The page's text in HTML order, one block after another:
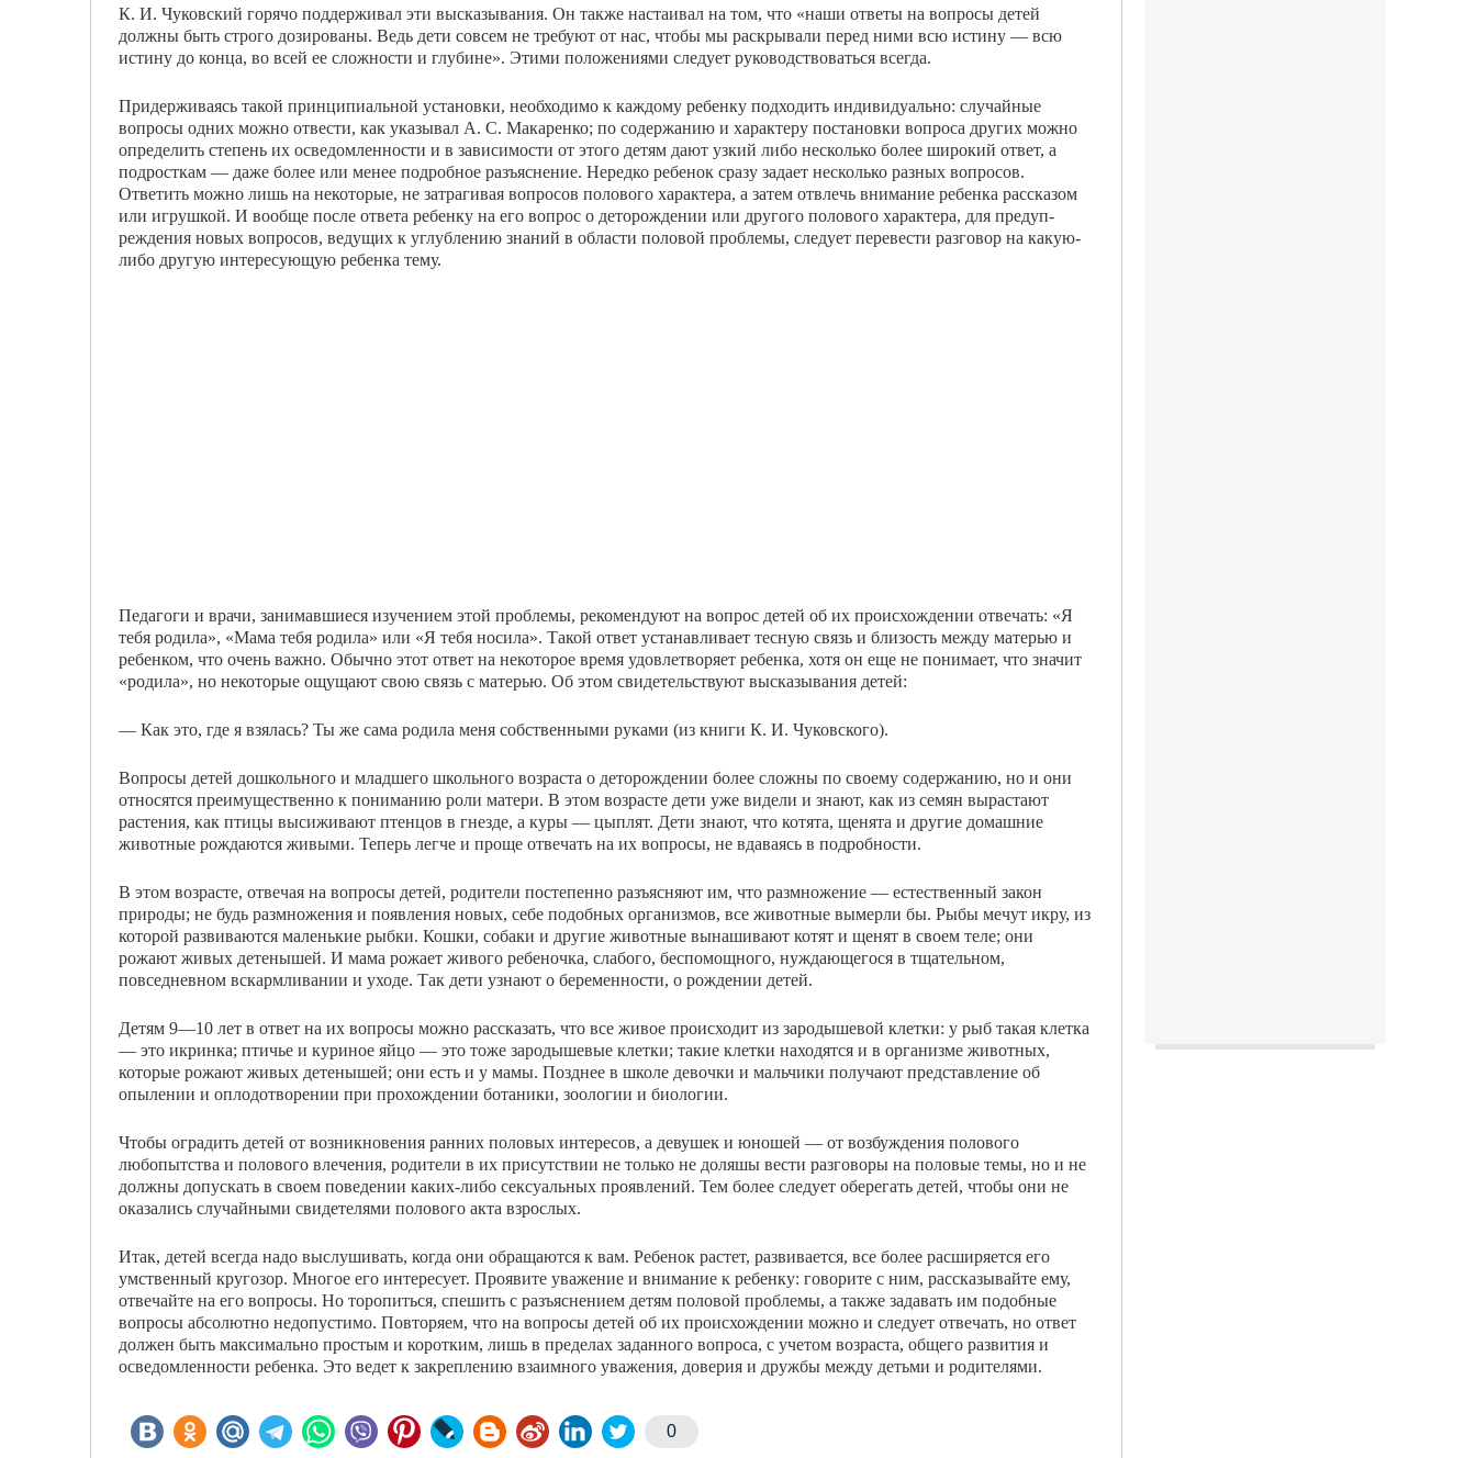
К. И. Чуковский горячо поддерживал эти высказыва­ния. Он также настаивал на том, что «наши ответы на вопросы детей
должны быть строго дозированы. Ведь де­ти совсем не требуют от нас, чтобы мы раскрывали перед ними всю истину — всю
истину до конца, во всей ее слож­ности и глубине». Этими положениями следует руковод­ствоваться всегда.
Придерживаясь такой принципиальной установки, не­обходимо к каждому ребенку подходить индивидуально: случайные
вопросы одних можно отвести, как указывал А. С. Макаренко; по содержанию и характеру постановки вопроса других можно
определить степень их осведомлен­ности и в зависимости от этого детям дают узкий либо не­сколько более широкий ответ, а
подросткам — даже более или менее подробное разъяснение. Нередко ребенок сразу задает несколько разных вопросов.
Ответить можно лишь на некоторые, не затрагивая вопросов полового характера, а затем отвлечь внимание ребенка рассказом
или игрушкой. И вообще после ответа ребенку на его вопрос о дето­рождении или другого полового характера, для предуп­
реждения новых вопросов, ведущих к углублению знаний в области половой проблемы, следует перевести разговор на какую-
либо другую интересующую ребенка тему.
Педагоги и врачи, занимавшиеся изучением этой проб­лемы, рекомендуют на вопрос детей об их происхождении отвечать: «Я
тебя родила», «Мама тебя родила» или «Я тебя носила». Такой ответ устанавливает тесную связь и близость между матерью и
ребенком, что очень важно. Обычно этот ответ на некоторое время удовлетво­ряет ребенка, хотя он еще не понимает, что значит
«ро­дила», но некоторые ощущают свою связь с матерью. Об этом свидетельствуют высказывания детей:
— Как это, где я взялась? Ты же сама родила меня собственными руками (из книги К. И. Чуковского).
Вопросы детей дошкольного и младшего школьного возраста о деторождении более сложны по своему содер­жанию, но и они
относятся преимущественно к понима­нию роли матери. В этом возрасте дети уже видели и знают, как из семян вырастают
растения, как птицы вы­сиживают птенцов в гнезде, а куры — цыплят. Дети зна­ют, что котята, щенята и другие домашние
животные рождаются живыми. Теперь легче и проще отвечать на их вопросы, не вдаваясь в подробности.
В этом возрасте, отвечая на вопросы детей, родители постепенно разъясняют им, что размножение — естест­венный закон
природы; не будь размножения и появления новых, себе подобных организмов, все животные вымерли бы. Рыбы мечут икру, из
которой развиваются маленькие рыбки. Кошки, собаки и другие животные вынашивают котят и щенят в своем теле; они
рожают живых детены­шей. И мама рожает живого ребеночка, слабого, беспо­мощного, нуждающегося в тщательном,
повседневном вскармливании и уходе. Так дети узнают о беременности, о рождении детей.
Детям 9—10 лет в ответ на их вопросы можно расска­зать, что все живое происходит из зародышевой клетки: у рыб такая клетка
— это икринка; птичье и куриное яйцо — это тоже зародышевые клетки; такие клетки на­ходятся и в организме животных,
которые рожают живых детенышей; они есть и у мамы. Позднее в школе девочки и мальчики получают представление об
опылении и опло­дотворении при прохождении ботаники, зоологии и био­логии.
Чтобы оградить детей от возникновения ранних поло­вых интересов, а девушек и юношей — от возбуждения полового
любопытства и полового влечения, родители в их присутствии не только не доляшы вести разговоры на по­ловые темы, но и не
должны допускать в своем поведении каких-либо сексуальных проявлений. Тем более следует оберегать детей, чтобы они не
оказались случайными сви­детелями полового акта взрослых.
Итак, детей всегда надо выслушивать, когда они обра­щаются к вам. Ребенок растет, развивается, все более рас­ширяется его
умственный кругозор. Многое его интересу­ет. Проявите уважение и внимание к ребенку: говорите с ним, рассказывайте ему,
отвечайте на его вопросы. Но то­ропиться, спешить с разъяснением детям половой пробле­мы, а также задавать им подобные
вопросы абсолютно недопустимо. Повторяем, что на вопросы детей об их про­исхождении можно и следует отвечать, но ответ
должен быть максимально простым и коротким, лишь в пределах заданного вопроса, с учетом возраста, общего развития и
осведомленности ребенка. Это ведет к закреплению взаим­ного уважения, доверия и дружбы между детьми и роди­телями.
0